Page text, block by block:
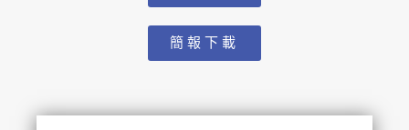
簡報下載